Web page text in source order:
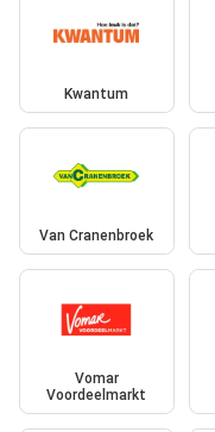
Kwantum
Van Cranenbroek
Vomar
Voordeelmarkt